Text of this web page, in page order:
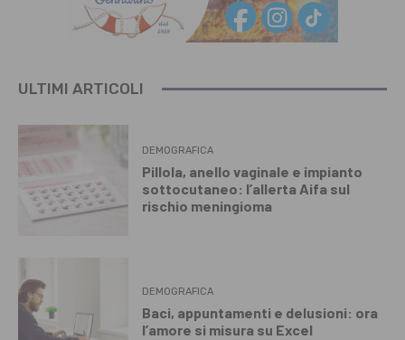
ULTIMI ARTICOLI
DEMOGRAFICA
Pillola, anello vaginale e impianto
sottocutaneo: l’allerta Aifa sul
rischio meningioma
DEMOGRAFICA
Baci, appuntamenti e delusioni: ora
l’amore si misura su Excel